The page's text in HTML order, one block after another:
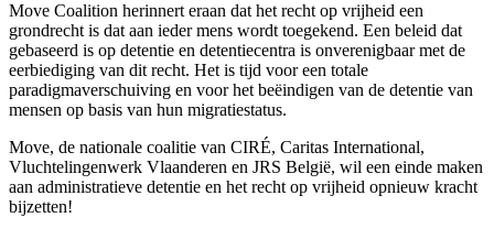
Move Coalition herinnert eraan dat het recht op vrijheid een
grondrecht is dat aan ieder mens wordt toegekend. Een beleid dat
gebaseerd is op detentie en detentiecentra is onverenigbaar met de
eerbiediging van dit recht. Het is tijd voor een totale
paradigmaverschuiving en voor het beëindigen van de detentie van
mensen op basis van hun migratiestatus.
Move, de nationale coalitie van CIRÉ, Caritas International,
Vluchtelingenwerk Vlaanderen en JRS België, wil een einde maken
aan administratieve detentie en het recht op vrijheid opnieuw kracht
bijzetten!